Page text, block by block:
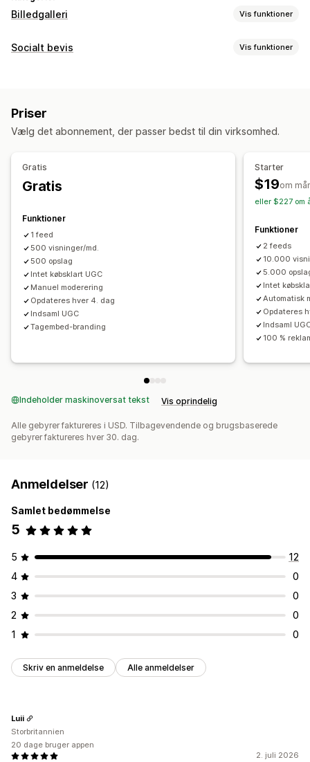
Billedgalleri Vis funktioner
Gallerityper
Tilpasning
Tilpasset stil
Tilpasset CSS
Ændring af billedstørrelse
Deling på sociale medier
Socialt bevis Vis funktioner
Anmeldelser
Analyser
Priser
Vælg det abonnement, der passer bedst til din virksomhed.
Gratis
Gratis
Funktioner
1 feed
500 visninger/md.
500 opslag
Intet købsklart UGC
Manuel moderering
Opdateres hver 4. dag
Indsaml UGC
Tagembed-branding
Starter
$19om
eller $227 om
Funktioner
2 feeds
10.000
5.000
Intet
Automatisk
Opdateres
Indsaml
100 %
Indeholder maskinoversat tekst Vis oprindelig
Alle gebyrer faktureres i USD. Tilbagevendende og brugsbaserede
gebyrer faktureres hver 30. dag.
Anmeldelser (12)
Samlet bedømmelse
5
5
12
4
0
3
0
2
0
1
0
Skriv en anmeldelse Alle anmeldelser
2. juli 2026
Luii
Storbritannien
20 dage bruger appen